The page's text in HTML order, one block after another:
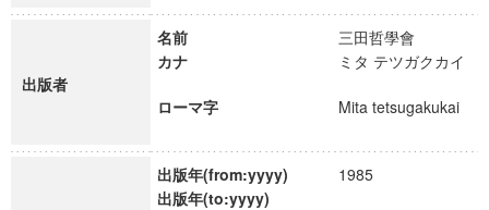
出版者
名前
三田哲學會
カナ
ミタ テツガクカイ
ローマ字 Mita tetsugakukai
出版年(from:yyyy)
1985
出版年(to:yyyy)